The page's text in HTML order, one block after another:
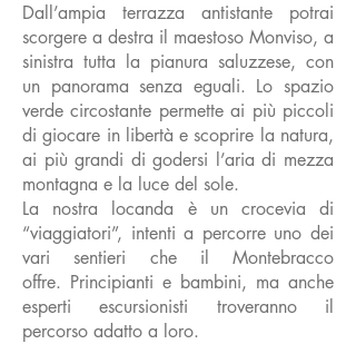
Dall’ampia terrazza antistante potrai
scorgere a destra il maestoso Monviso, a
sinistra tutta la pianura saluzzese, con
un panorama senza eguali. Lo spazio
verde circostante permette ai più piccoli
di giocare in libertà e scoprire la natura,
ai più grandi di godersi l’aria di mezza
montagna e la luce del sole.
La nostra locanda è un crocevia di
“viaggiatori”, intenti a percorre uno dei
vari sentieri che il Montebracco
offre. Principianti e bambini, ma anche
esperti escursionisti troveranno il
percorso adatto a loro.